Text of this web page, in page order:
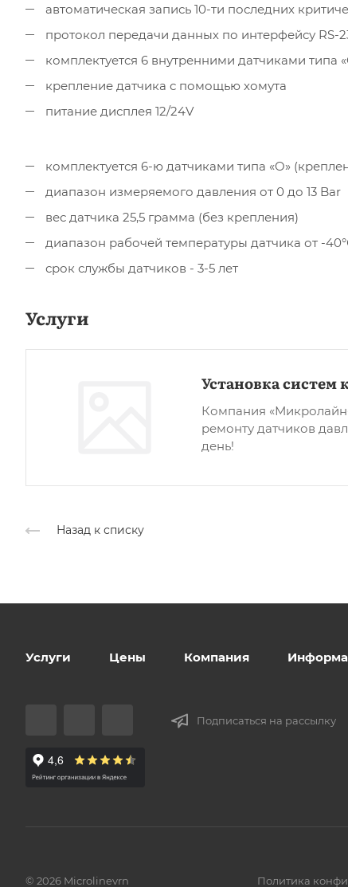
автоматическая запись 10-ти последних
протокол передачи данных по интерфейсу RS-
комплектуется 6 внутренними датчиками типа
крепление датчика с помощью хомута
питание дисплея 12/24V
комплектуется 6-ю датчиками типа «O»
диапазон измеряемого давления от 0 до 13 Bar
вес датчика 25,5 грамма (без крепления)
диапазон рабочей температуры датчика от -
срок службы датчиков - 3-5 лет
Услуги
Установка систем
Компания
ремонту датчиков
день!
Назад к списку
Услуги Цены Компания
Подписаться на рассылку
© 2026 Microlinevrn Политика